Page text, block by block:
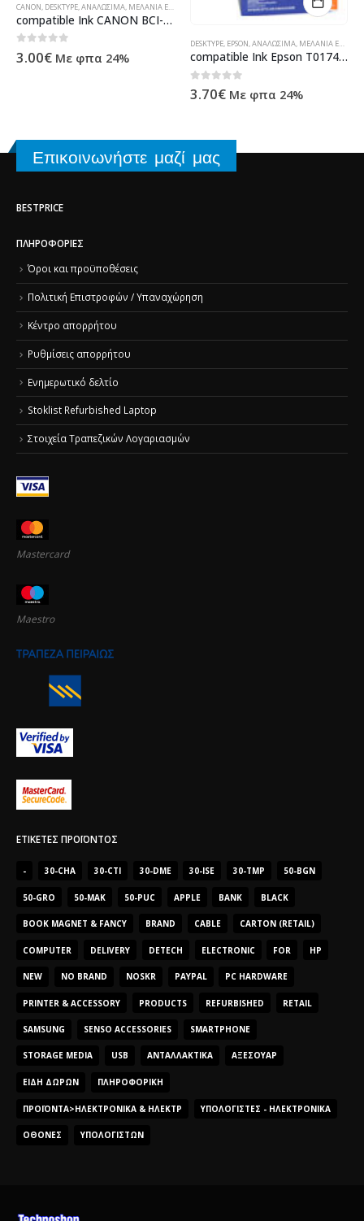
,ΥΠΟΛΟΓΙΣΤΈΣ - ΗΛΕΚΤΡΟΝΙΚΆ
,ΠΡΟΪΌΝΤΑ TECHNOSHOP
CANON, DESKTYPE,ΑΝΑΛΏΣΙΜΑ, ΜΕΛΆΝΙΑ ΕΚΤΥΠΩΤΏΝ ΠΡΟΪΌΝΤΑ TECHNOSHOP, ΣΥΜΒΑΤΆ
compatible Ink CANON BCI-3eC
0 out of 5
3.00€ Με φπα 24%
DESKTYPE, EPSON,ΑΝΑΛΏΣΙΜΑ, ΜΕΛΆΝΙΑ ΕΚΤΥΠΩΤΏΝ
compatible Ink Epson T017401
0out of 5
3.70€ Με φπα 24%
Επικοινωνήστε μαζί μας
BESTPRICE
ΠΛΗΡΟΦΟΡΊΕΣ
Όροι και προϋποθέσεις
Πολιτική Επιστροφών / Υπαναχώρηση
Κέντρο απορρήτου
Ρυθμίσεις απορρήτου
Ενημερωτικό δελτίο
Stoklist Refurbished Laptop
Στοιχεία Τραπεζικών Λογαριασμών
Mastercard
Maestro
ΕΤΙΚΈΤΕΣ ΠΡΟΪΌΝΤΟΣ
- 30-CHA 30-CTI 30-DME 30-ISE 30-TMP 50-BGN
50-GRO 50-MAK 50-PUC APPLE BANK BLACK
BOOK MAGNET & FANCY BRAND CABLE CARTON (RETAIL)
COMPUTER DELIVERY DETECH ELECTRONIC FOR HP
NEW NO BRAND NOSKR PAYPAL PC HARDWARE
PRINTER & ACCESSORY PRODUCTS REFURBISHED RETAIL
SAMSUNG SENSO ACCESSORIES SMARTPHONE
STORAGE MEDIA USB ΑΝΤΑΛΛΑΚΤΙΚΆ ΑΞΕΣΟΥΆΡ
ΕΊΔΗ ΔΏΡΩΝ ΠΛΗΡΟΦΟΡΙΚΉ
ΠΡΟΪΌΝΤΑ>ΗΛΕΚΤΡΟΝΙΚΆ & ΗΛΕΚΤΡ ΥΠΟΛΟΓΙΣΤΈΣ - ΗΛΕΚΤΡΟΝΙΚΆ
ΟΘΌΝΕΣ ΥΠΟΛΟΓΙΣΤΏΝ